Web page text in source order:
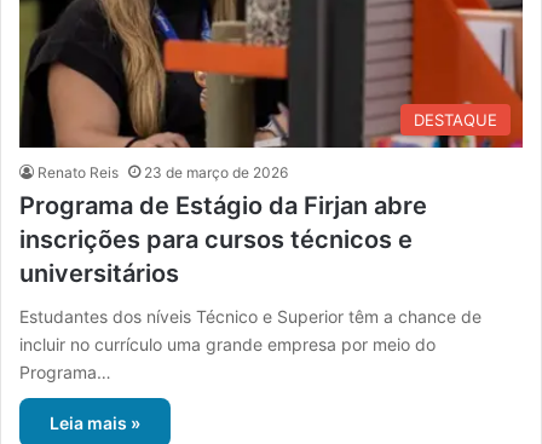
DESTAQUE
Renato Reis 23 de março de 2026
Programa de Estágio da Firjan abre
inscrições para cursos técnicos e
universitários
Estudantes dos níveis Técnico e Superior têm a chance de
incluir no currículo uma grande empresa por meio do
Programa…
Leia mais »